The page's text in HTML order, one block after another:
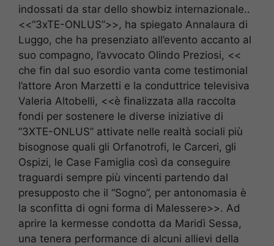
indossati da star dello showbiz internazionale..
<<“3xTE-ONLUS”>>, ha spiegato Annalaura di
Luggo, che ha presenziato all’evento accanto al
suo compagno, l’avvocato Olindo Preziosi, <<
che fin dal suo esordio vanta come testimonial
l’attore Aron Marzetti e la conduttrice televisiva
Valeria Altobelli, <<è finalizzata alla raccolta
fondi per sostenere le diverse iniziative di
“3XTE-ONLUS” attivate nelle realtà sociali più
bisognose quali gli Orfanotrofi, le Carceri, gli
Ospizi, le Case Famiglia così da conseguire
traguardi sempre più vincenti partendo dal
presupposto che il “Sogno”, per antonomasia è
la sconfitta di ogni forma di Malessere>>. Ad
aprire la kermesse condotta da Maridì Sessa,
una tenera performance di alcuni allievi della